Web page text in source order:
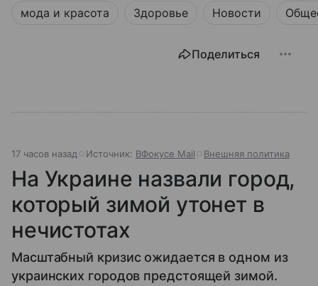
мода и красота Здоровье Новости
Поделиться
17 часов назад Источник: ВФокусе Mail Внешняя политика
На Украине назвали город,
который зимой утонет в
нечистотах
Масштабный кризис ожидается в одном из
украинских городов предстоящей зимой.